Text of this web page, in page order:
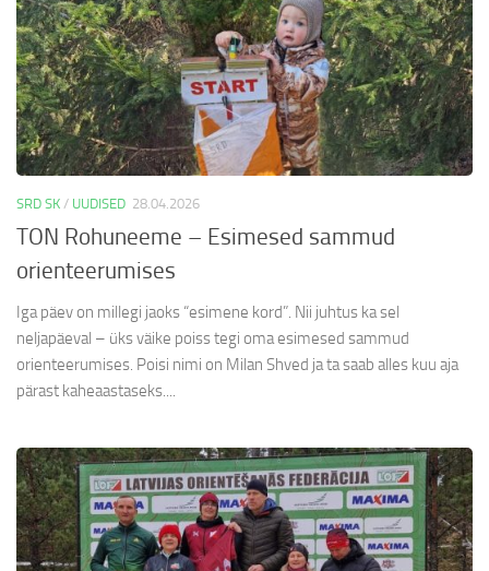
SRD SK / UUDISED 28.04.2026
TON Rohuneeme – Esimesed sammud
orienteerumises
Iga päev on millegi jaoks “esimene kord”. Nii juhtus ka sel
neljapäeval – üks väike poiss tegi oma esimesed sammud
orienteerumises. Poisi nimi on Milan Shved ja ta saab alles kuu aja
pärast kaheaastaseks....